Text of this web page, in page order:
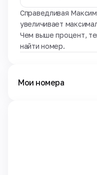
Справедливая
увеличивает
Чем выше процент,
найти номер.
Мои номера